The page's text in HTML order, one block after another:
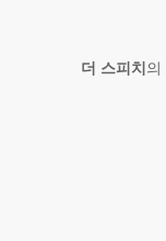
더 스피치 의